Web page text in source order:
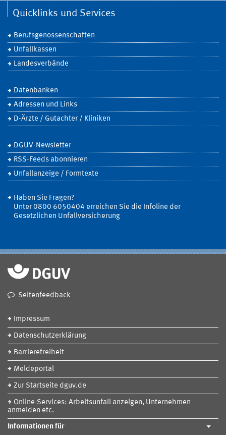
Quicklinks und Services
Berufsgenossenschaften
Unfallkassen
Landesverbände
Datenbanken
Adressen und Links
D-Ärzte / Gutachter / Kliniken
DGUV-Newsletter
RSS-Feeds abonnieren
Unfallanzeige / Formtexte
Haben Sie Fragen?
Unter 0800 6050404 erreichen Sie die Infoline der
Gesetzlichen Unfallversicherung
Seitenfeedback
Impressum
Datenschutzerklärung
Barrierefreiheit
Meldeportal
Zur Startseite dguv.de
Online-Services: Arbeitsunfall anzeigen, Unternehmen
anmelden etc.
Informationen für